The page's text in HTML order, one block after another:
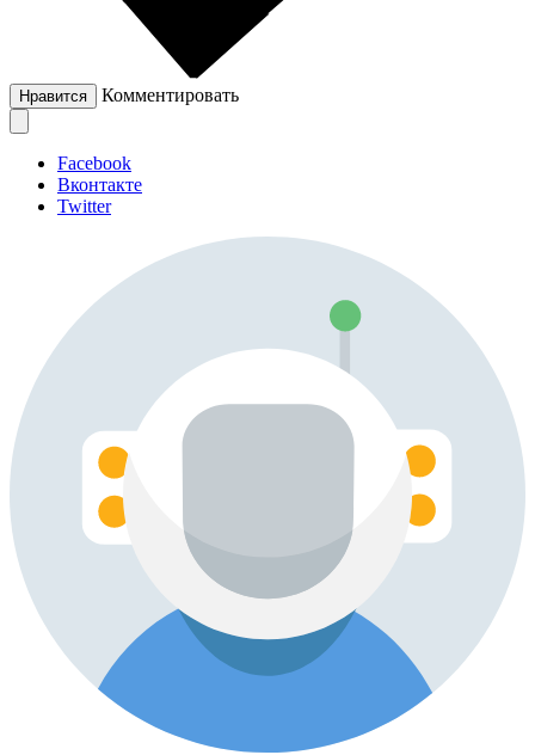
Нравится Комментировать
Facebook
Вконтакте
Twitter